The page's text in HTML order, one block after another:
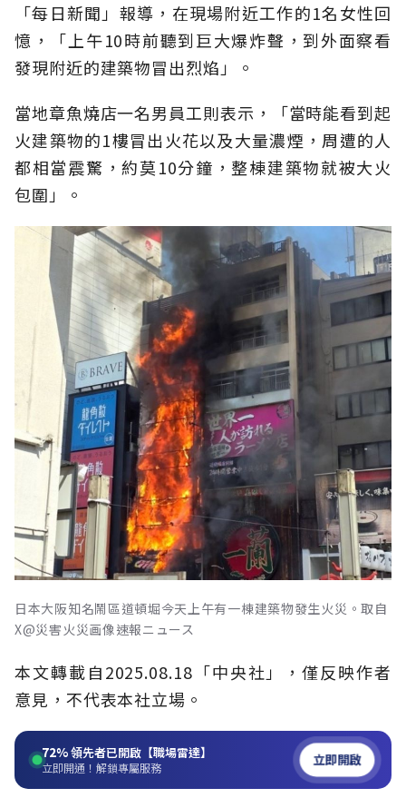
「每日新聞」報導，在現場附近工作的1名女性回
憶，「上午10時前聽到巨大爆炸聲，到外面察看
發現附近的建築物冒出烈焰」。
當地章魚燒店一名男員工則表示，「當時能看到起
火建築物的1樓冒出火花以及大量濃煙，周遭的人
都相當震驚，約莫10分鐘，整棟建築物就被大火
包圍」。
日本大阪知名鬧區道頓堀今天上午有一棟建築物發生火災。取自
X@災害火災画像速報ニュース
本文轉載自2025.08.18「中央社」，僅反映作者
意見，不代表本社立場。
72%領先者已開啟【職場雷達】
立即開通！解鎖專屬服務 立即開啟